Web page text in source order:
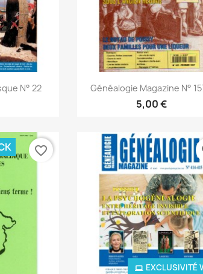
N° 22 Aperçu rapide
Généalogie Magazine N°
5,00 €
favorite_border
EXCLUSIVITÉ